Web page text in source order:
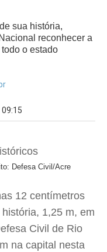
sua história,
reconhecer a
o estado
Defesa Civil/Acre
12 centímetros
1,25 m, em
Civil de Rio
na capital nesta